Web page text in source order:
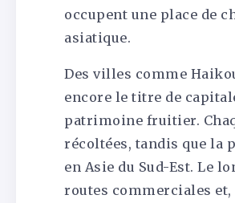
occupent une place de
asiatique.
Des villes comme
encore le titre de
patrimoine fruitier.
récoltées, tandis que la
en Asie du Sud-Est. Le
routes commerciales